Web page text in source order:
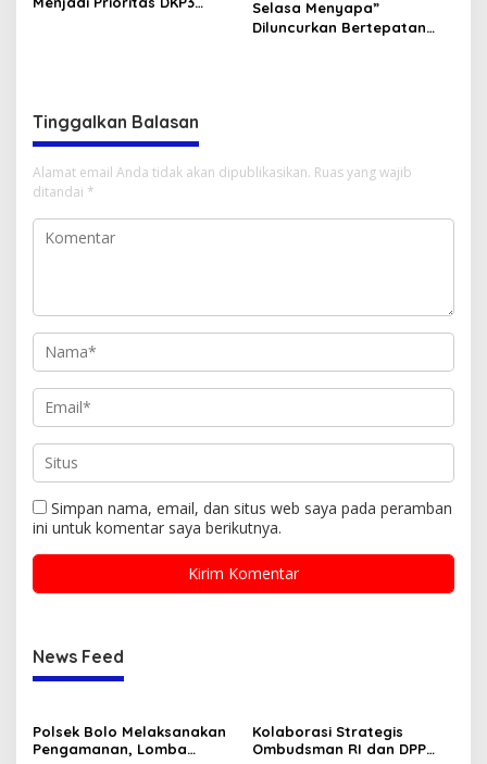
Selasa Menyapa”
Diluncurkan Bertepatan
Tinggalkan Balasan
Alamat email Anda tidak akan dipublikasikan. Ruas yang wajib
ditandai *
Simpan nama, email, dan situs web saya pada peramban
ini untuk komentar saya berikutnya.
News Feed
Polsek Bolo Melaksanakan
Pengamanan, Lomba
Kolaborasi Strategis
Ombudsman RI dan DPP